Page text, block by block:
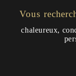
Vous
chaleureux,